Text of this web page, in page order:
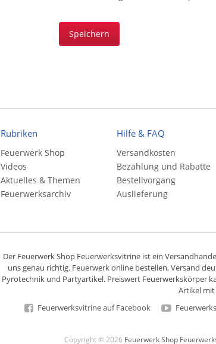
Speichern
Rubriken
Feuerwerk Shop
Videos
Aktuelles & Themen
Feuerwerksarchiv
Hilfe & FAQ
Versandkosten
Bezahlung und Rabatte
Bestellvorgang
Auslieferung
Der Feuerwerk Shop Feuerwerksvitrine ist ein
uns genau richtig. Feuerwerk online bestellen,Versand
Pyrotechnikund Partyartikel. Preiswert Feuerwerkskörper
Artikel
Feuerwerksvitrine auf Facebook
Copyright © 2026 Feuerwerk Shop